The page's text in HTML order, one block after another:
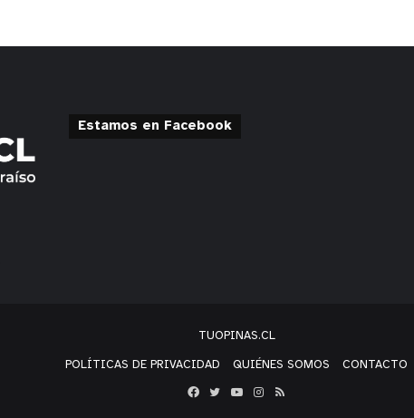
Estamos en Facebook
TUOPINAS.CL
POLÍTICAS DE PRIVACIDAD QUIÉNES SOMOS CONTACTO